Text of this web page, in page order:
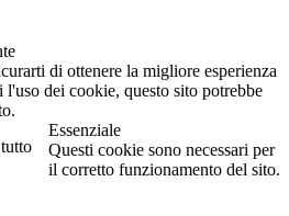
di ottenere la migliore esperienza
dei cookie, questo sito potrebbe
Essenziale
Questi cookie sono necessari per
il corretto funzionamento del sito.